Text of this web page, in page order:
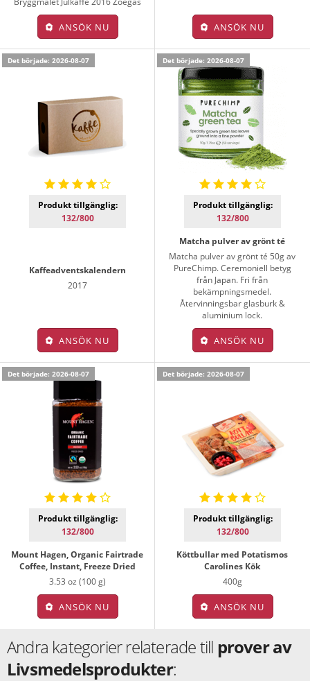
ANSÖK NU ANSÖK NU
Det började: 2026-08-07
Produkt tillgänglig:
132/800
Kaffeadventskalendern
2017
ANSÖK NU
Det började: 2026-08-07
Produkt tillgänglig:
132/800
Matcha pulver av grönt té
Matcha pulver av grönt té 50g av
PureChimp. Ceremoniell betyg
från Japan. Fri från
bekämpningsmedel.
Återvinningsbar glasburk &
aluminium lock.
ANSÖK NU
Det började: 2026-08-07
Produkt tillgänglig:
132/800
Mount Hagen, Organic Fairtrade
Coffee, Instant, Freeze Dried
3.53 oz (100 g)
ANSÖK NU
Det började: 2026-08-07
Produkt tillgänglig:
132/800
Köttbullar med Potatismos
Carolines Kök
400g
ANSÖK NU
Andra kategorier relaterade till prover av
Livsmedelsprodukter: